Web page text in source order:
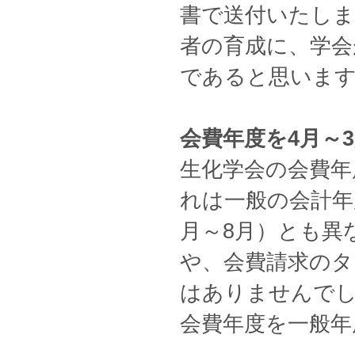
書で送付いたし
者の育成に、学
であると思いま
会費年度を4月～3
生化学会の会費
れは一般の会計
月～8月）とも異
や、会費請求の
はありませんで
会費年度を一般